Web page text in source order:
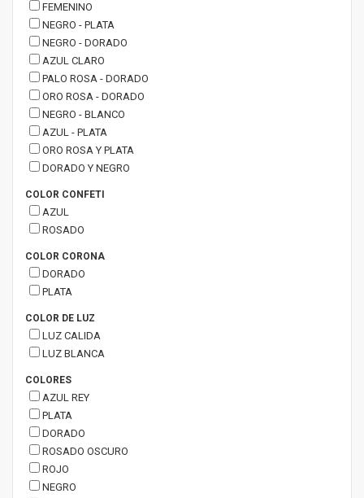
FEMENINO
NEGRO - PLATA
NEGRO - DORADO
AZUL CLARO
PALO ROSA - DORADO
ORO ROSA - DORADO
NEGRO - BLANCO
AZUL - PLATA
ORO ROSA Y PLATA
DORADO Y NEGRO
COLOR CONFETI
AZUL
ROSADO
COLOR CORONA
DORADO
PLATA
COLOR DE LUZ
LUZ CALIDA
LUZ BLANCA
COLORES
AZUL REY
PLATA
DORADO
ROSADO OSCURO
ROJO
NEGRO